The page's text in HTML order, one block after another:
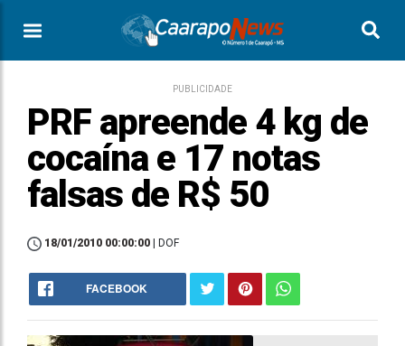
PUBLICIDADE
PRF apreende 4 kg de
cocaína e 17 notas
falsas de R$ 50
18/01/2010 00:00:00 | DOF
FACEBOOK